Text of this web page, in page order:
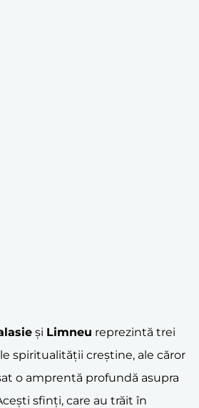
și Limneu reprezintă trei
spiritualității creștine, ale căror
o amprentă profundă asupra
sfinți, care au trăit în